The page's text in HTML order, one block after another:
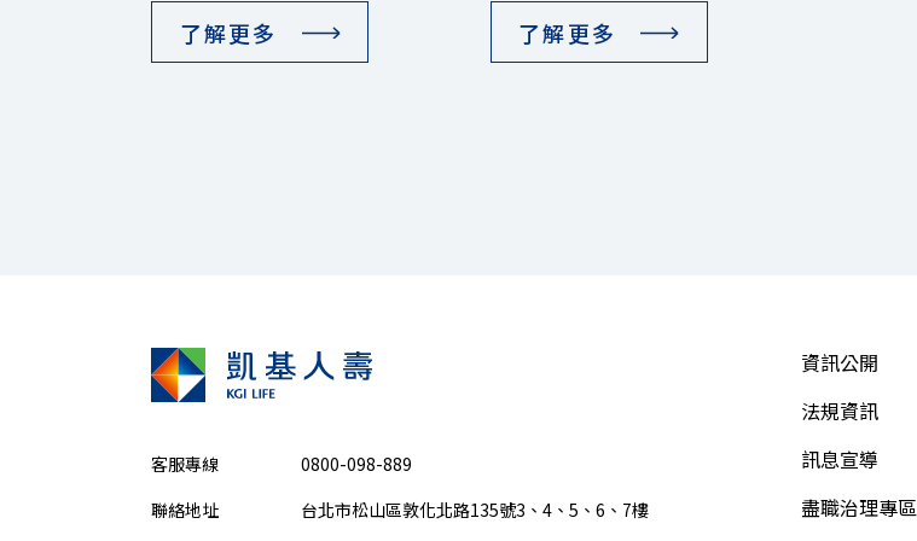
了解更多 了解更多
客服專線
0800-098-889
聯絡地址
台北市松山區敦化北路135號3、4、5、6、7樓
資訊公開
法規資訊
訊息宣導
盡職治理專區